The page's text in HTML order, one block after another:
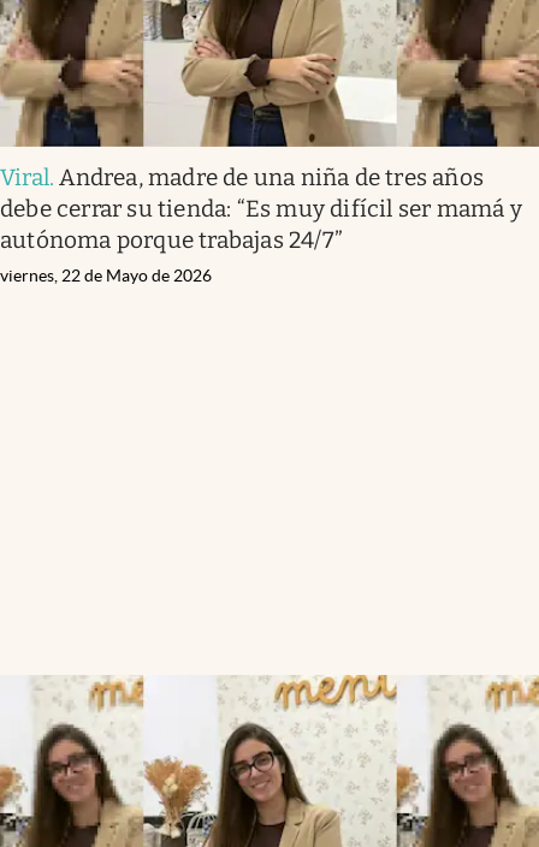
Viral.Andrea, madre de una niña de tres años
debe cerrar su tienda: “Es muy difícil ser mamá y
autónoma porque trabajas 24/7”
viernes, 22 de Mayo de 2026